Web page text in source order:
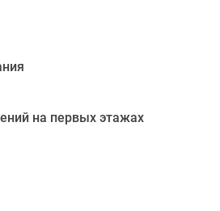
на первых этажах